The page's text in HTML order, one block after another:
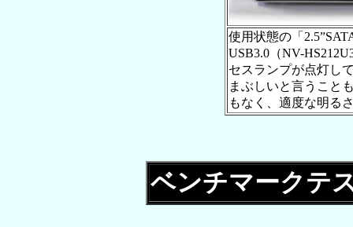
使用状態の「
USB3.0（NV-
セスランプが点灯し
まぶしいと言うこと
もなく、適度な明る
ベンチマークテ